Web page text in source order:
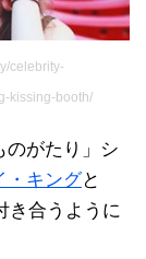
celebrity-
kissing-booth/
のがたり」シ
・キングと
き合うように